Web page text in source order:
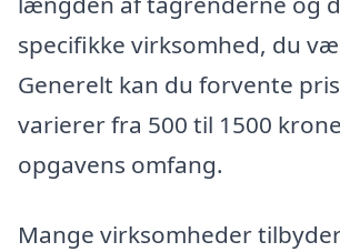
specifikke virksomhed, du
Generelt kan du forvente
varierer fra 500 til 1500
opgavens omfang.
Mange virksomheder